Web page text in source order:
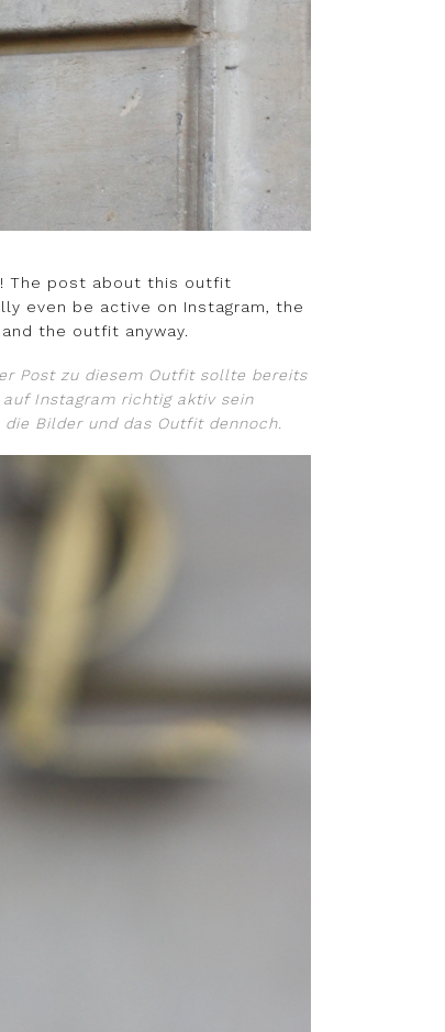
The post about this outfit
even be active on Instagram, the
the outfit anyway.
Post zu diesem Outfit sollte bereits
Instagram richtig aktiv sein
Bilder und das Outfit dennoch.